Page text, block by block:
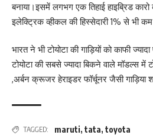
बनाया।इसमें लगभग एक तिहाई हाइब्रिड कारो
इलेक्ट्रिक व्हीकल की हिस्सेदारी 1% से भी
भारत ने भी टोयोटा की गाड़ियों को काफी
टोयोटा की सबसे ज्यादा बिकने वाले मॉडल्स में
,अर्बन क्रूजर हेराइडर फॉर्चूनर जैसी गाड़िया
TAGGED: maruti, tata, toyota